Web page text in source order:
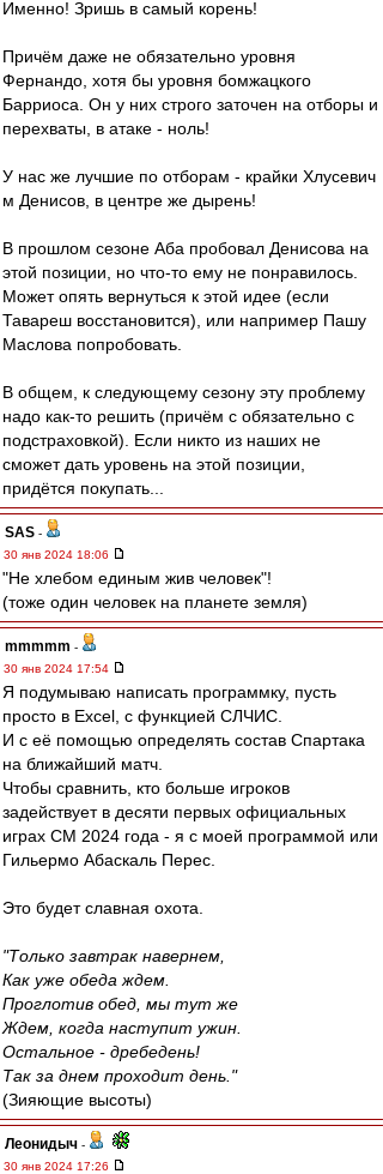
Именно! Зришь в самый корень!
Причём даже не обязательно уровня
Фернандо, хотя бы уровня бомжацкого
Барриоса. Он у них строго заточен на отборы и
перехваты, в атаке - ноль!
У нас же лучшие по отборам - крайки Хлусевич
м Денисов, в центре же дырень!
В прошлом сезоне Аба пробовал Денисова на
этой позиции, но что-то ему не понравилось.
Может опять вернуться к этой идее (если
Тавареш восстановится), или например Пашу
Маслова попробовать.
В общем, к следующему сезону эту проблему
надо как-то решить (причём с обязательно с
подстраховкой). Если никто из наших не
сможет дать уровень на этой позиции,
придётся покупать...
SAS -
30 янв 2024 18:06
"Не хлебом единым жив человек"!
(тоже один человек на планете земля)
mmmmm -
30 янв 2024 17:54
Я подумываю написать программку, пусть
просто в Excel, с функцией СЛЧИС.
И с её помощью определять состав Спартака
на ближайший матч.
Чтобы сравнить, кто больше игроков
задействует в десяти первых официальных
играх СМ 2024 года - я с моей программой или
Гильермо Абаскаль Перес.
Это будет славная охота.
"Только завтрак навернем,
Как уже обеда ждем.
Проглотив обед, мы тут же
Ждем, когда наступит ужин.
Остальное - дребедень!
Так за днем проходит день."
(Зияющие высоты)
Леонидыч -
30 янв 2024 17:26